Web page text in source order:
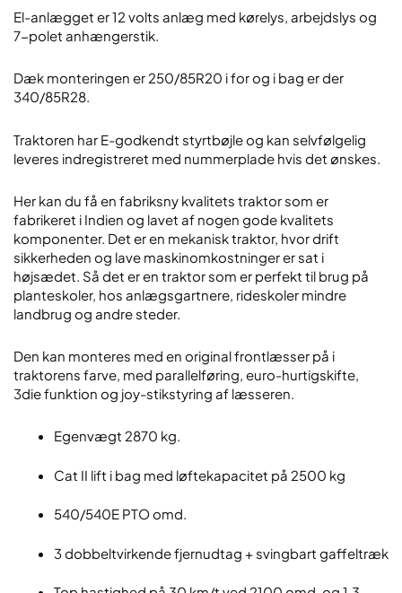
El-anlægget er 12 volts anlæg med kørelys, arbejdslys og
7-polet anhængerstik.
Dæk monteringen er 250/85R20 i for og i bag er der
340/85R28.
Traktoren har E-godkendt styrtbøjle og kan selvfølgelig
leveres indregistreret med nummerplade hvis det ønskes.
Her kan du få en fabriksny kvalitets traktor som er
fabrikeret i Indien og lavet af nogen gode kvalitets
komponenter. Det er en mekanisk traktor, hvor drift
sikkerheden og lave maskinomkostninger er sat i
højsædet. Så det er en traktor som er perfekt til brug på
planteskoler, hos anlægsgartnere, rideskoler mindre
landbrug og andre steder.
Den kan monteres med en original frontlæsser på i
traktorens farve, med parallelføring, euro-hurtigskifte,
3die funktion og joy-stikstyring af læsseren.
Egenvægt 2870 kg.
Cat II lift i bag med løftekapacitet på 2500 kg
540/540E PTO omd.
3 dobbeltvirkende fjernudtag + svingbart gaffeltræk